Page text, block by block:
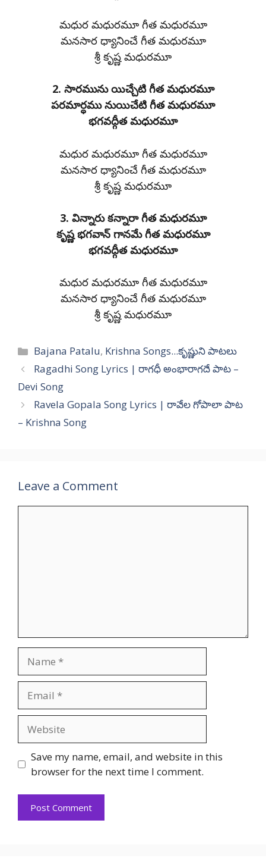
మధుర మధురమూ గీత మధురమూ
మనసార ధ్యానించే గీత మధురమూ
శ్రీ కృష్ణ మధురమూ
2. సారమును యిచ్చేటి గీత మధురమూ
పరమార్ధము నుయిచేటి గీత మధురమూ
భగవద్గీత మధురమూ
మధుర మధురమూ గీత మధురమూ
మనసార ధ్యానించే గీత మధురమూ
శ్రీ కృష్ణ మధురమూ
3. విన్నారు కన్నారా గీత మధురమూ
కృష్ణ భగవాన్ గానమే గీత మధురమూ
భగవద్గీత మధురమూ
మధుర మధురమూ గీత మధురమూ
మనసార ధ్యానించే గీత మధురమూ
శ్రీ కృష్ణ మధురమూ
Categories
Bajana Patalu, Krishna Songs...కృష్ణుని పాటలు
Ragadhi Song Lyrics | రాగధీ అంభారాగదే పాట –
Devi Song
Ravela Gopala Song Lyrics | రావేల గోపాలా పాట
– Krishna Song
Leave a Comment
Save my name, email, and website in this
browser for the next time I comment.